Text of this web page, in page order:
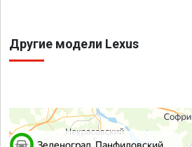
Другие модели Lexus